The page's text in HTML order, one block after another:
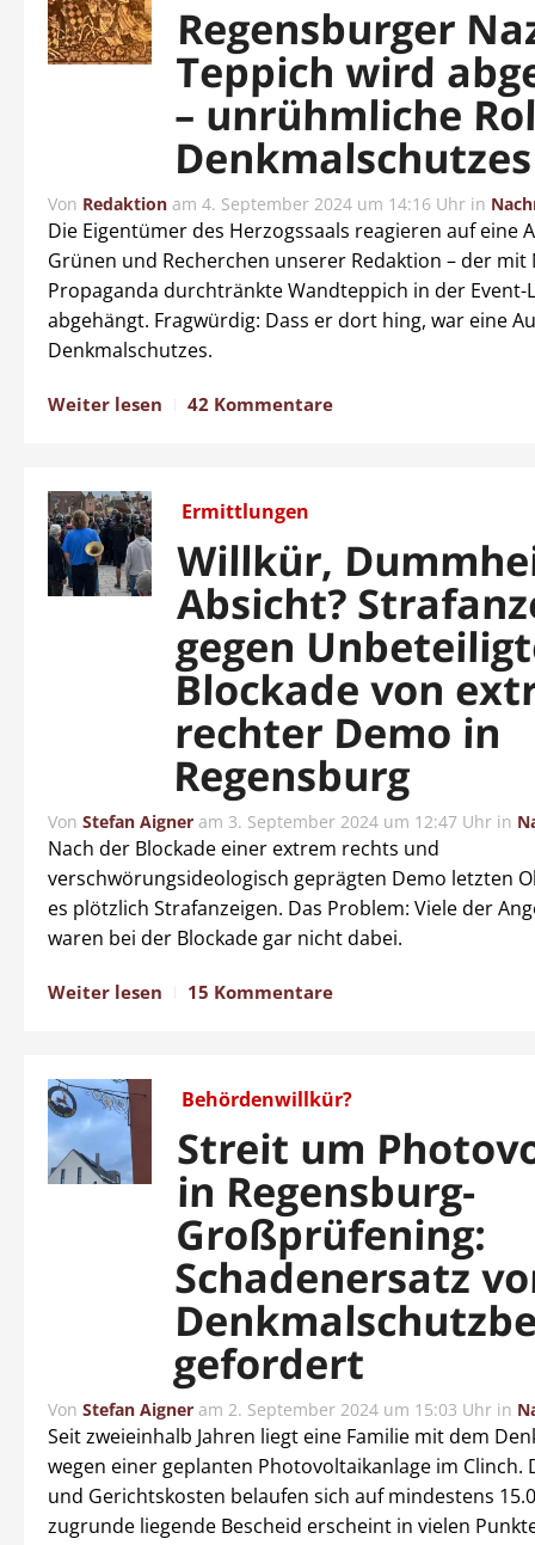
Regensburger
Teppich wird
– unrühmliche
Denkmalschutzes
Von Redaktion am 4. September 2024 um 14:16 Uhr in
Die Eigentümer des Herzogssaals reagieren auf eine
Grünen und Recherchen unserer Redaktion – der mit
Propaganda durchtränkte Wandteppich in der Event-
abgehängt. Fragwürdig: Dass er dort hing, war eine
Denkmalschutzes.
Weiter lesen 42 Kommentare
Ermittlungen
Willkür,
Absicht?
gegen
Blockade von
rechter Demo in
Regensburg
Von Stefan Aigner am 3. September 2024 um 12:47 Uhr in
Nach der Blockade einer extrem rechts und
verschwörungsideologisch geprägten Demo letzten
es plötzlich Strafanzeigen. Das Problem: Viele der
waren bei der Blockade gar nicht dabei.
Weiter lesen 15 Kommentare
Behördenwillkür?
Streit um
in Regensburg-
Großprüfening:
Schadenersatz
gefordert
Von Stefan Aigner am 2. September 2024 um 15:03 Uhr in
Seit zweieinhalb Jahren liegt eine Familie mit dem
wegen einer geplanten Photovoltaikanlage im Clinch.
und Gerichtskosten belaufen sich auf mindestens
zugrunde liegende Bescheid erscheint in vielen